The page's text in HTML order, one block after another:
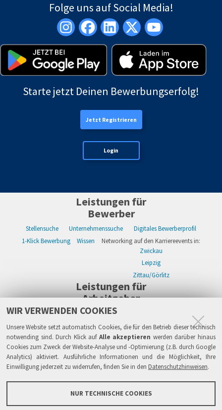
WIR VERWENDEN COOKIES
Unsere Website setzt automatisch Cookies, die für den Betrieb dieser technisch
notwending sind. Durch Klick auf Alle akzeptieren werden darüber hinaus
Cookies zum Zweck der Website-Analyse und -Optimierung (z.B. durch Google
Analytics) aktiviert. Ausführliche Informationen und die Möglichkeit, Ihre
Einwilligung jederzeit zu widerrufen, finden Sie in den Datenschutzhinweisen.
NUR TECHNISCHE COOKIES
Folge uns auf Social Media!
Starte jetzt Deinen Bewerbungserfolg!
Jetzt Registrieren
Login
Leistungen für
Bewerber
Stellensuche Unternehmenssuche
Digitales Bewerberprofil
1-Klick Bewerbung
Wissen
Networking auf den Karriereevents in:
Zwickau
Leipzig
Zittau/Görlitz
Leistungen für
Arbeitgeber
WIKWAY Online-Recruiting Kostenloses Firmenprofil
Alle Einzelleistungen
Wissen
Live-Recruiting auf Karriereevents in:
Zwickau
Leipzig
Zittau/Görlitz
Sicherheit
Links